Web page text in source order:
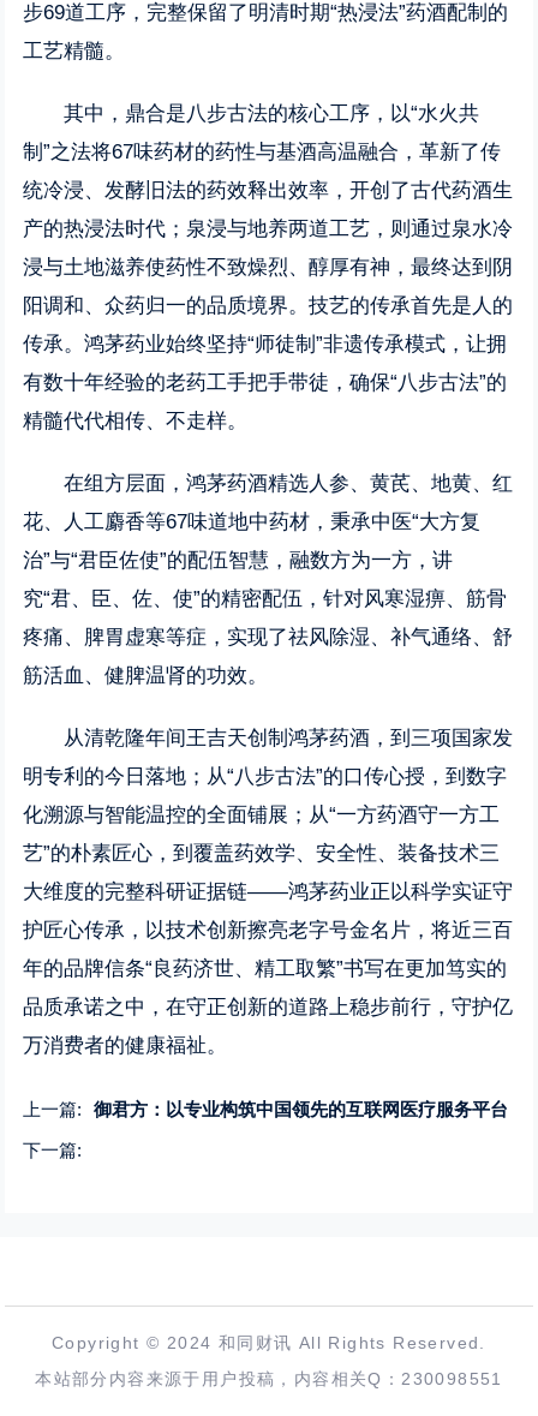
步69道工序，完整保留了明清时期“热浸法”药酒配制的
工艺精髓。
其中，鼎合是八步古法的核心工序，以“水火共
制”之法将67味药材的药性与基酒高温融合，革新了传
统冷浸、发酵旧法的药效释出效率，开创了古代药酒生
产的热浸法时代；泉浸与地养两道工艺，则通过泉水冷
浸与土地滋养使药性不致燥烈、醇厚有神，最终达到阴
阳调和、众药归一的品质境界。技艺的传承首先是人的
传承。鸿茅药业始终坚持“师徒制”非遗传承模式，让拥
有数十年经验的老药工手把手带徒，确保“八步古法”的
精髓代代相传、不走样。
在组方层面，鸿茅药酒精选人参、黄芪、地黄、红
花、人工麝香等67味道地中药材，秉承中医“大方复
治”与“君臣佐使”的配伍智慧，融数方为一方，讲
究“君、臣、佐、使”的精密配伍，针对风寒湿痹、筋骨
疼痛、脾胃虚寒等症，实现了祛风除湿、补气通络、舒
筋活血、健脾温肾的功效。
从清乾隆年间王吉天创制鸿茅药酒，到三项国家发
明专利的今日落地；从“八步古法”的口传心授，到数字
化溯源与智能温控的全面铺展；从“一方药酒守一方工
艺”的朴素匠心，到覆盖药效学、安全性、装备技术三
大维度的完整科研证据链——鸿茅药业正以科学实证守
护匠心传承，以技术创新擦亮老字号金名片，将近三百
年的品牌信条“良药济世、精工取繁”书写在更加笃实的
品质承诺之中，在守正创新的道路上稳步前行，守护亿
万消费者的健康福祉。
上一篇:
御君方：以专业构筑中国领先的互联网医疗服务平台
下一篇:
Copyright © 2024 和同财讯 All Rights Reserved.
本站部分内容来源于用户投稿，内容相关Q：230098551